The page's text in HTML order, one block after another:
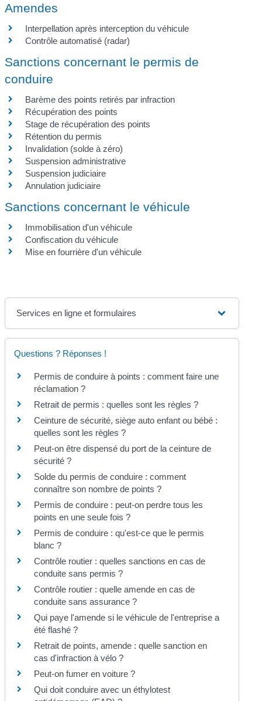
Amendes
Interpellation après interception du véhicule
Contrôle automatisé (radar)
Sanctions concernant le permis de
conduire
Barème des points retirés par infraction
Récupération des points
Stage de récupération des points
Rétention du permis
Invalidation (solde à zéro)
Suspension administrative
Suspension judiciaire
Annulation judiciaire
Sanctions concernant le véhicule
Immobilisation d'un véhicule
Confiscation du véhicule
Mise en fourrière d'un véhicule
Services en ligne et formulaires
Questions ? Réponses !
Permis de conduire à points : comment faire une
réclamation ?
Retrait de permis : quelles sont les règles ?
Ceinture de sécurité, siège auto enfant ou bébé :
quelles sont les règles ?
Peut-on être dispensé du port de la ceinture de
sécurité ?
Solde du permis de conduire : comment
connaître son nombre de points ?
Permis de conduire : peut-on perdre tous les
points en une seule fois ?
Permis de conduire : qu'est-ce que le permis
blanc ?
Contrôle routier : quelles sanctions en cas de
conduite sans permis ?
Contrôle routier : quelle amende en cas de
conduite sans assurance ?
Qui paye l'amende si le véhicule de l'entreprise a
été flashé ?
Retrait de points, amende : quelle sanction en
cas d'infraction à vélo ?
Peut-on fumer en voiture ?
Qui doit conduire avec un éthylotest